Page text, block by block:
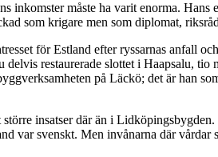
inkomster måste ha varit enorma. Hans
som krigare men som diplomat,
för Estland efter ryssarnas anfall
restaurerade slottet i Haapsalu,
på Läckö; det är han
insatser där än i
var svenskt. Men invånarna där vårdar